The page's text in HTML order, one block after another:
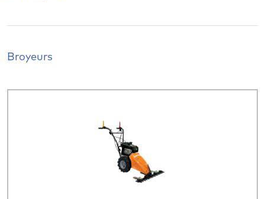
Broyeurs